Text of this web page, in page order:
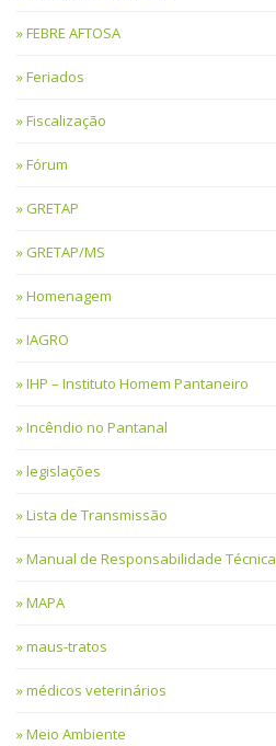
FEBRE AFTOSA
Feriados
Fiscalização
Fórum
GRETAP
GRETAP/MS
Homenagem
IAGRO
IHP – Instituto Homem Pantaneiro
Incêndio no Pantanal
legislações
Lista de Transmissão
Manual de Responsabilidade Técnica
MAPA
maus-tratos
médicos veterinários
Meio Ambiente